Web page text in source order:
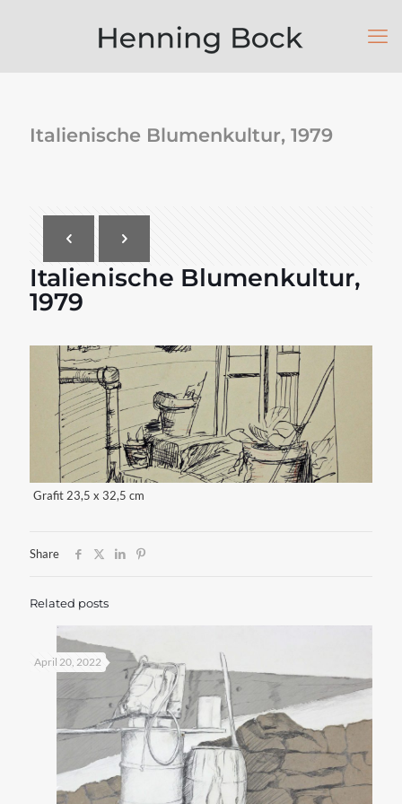
Italienische Blumenkultur, 1979
Italienische Blumenkultur,
1979
Grafit 23,5 x 32,5 cm
Share
Related posts
April 20, 2022